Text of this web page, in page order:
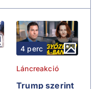
4 perc
Láncreakció
Trump szerint